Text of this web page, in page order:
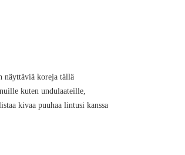
näyttäviä koreja tällä
kuten undulaateille,
kivaa puuhaa lintusi kanssa